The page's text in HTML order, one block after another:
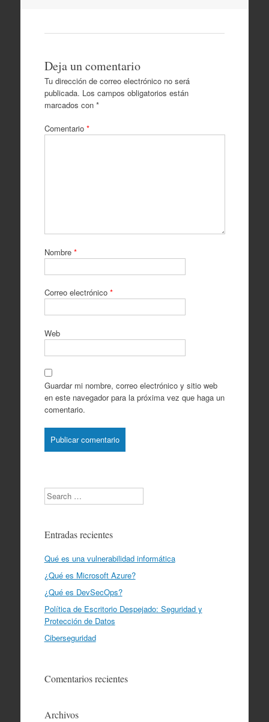
Deja un comentario
Tu dirección de correo electrónico no será
publicada. Los campos obligatorios están
marcados con *
Comentario *
Nombre *
Correo electrónico *
Web
Guardar mi nombre, correo electrónico y sitio web
en este navegador para la próxima vez que haga un
comentario.
Search
Entradas recientes
Qué es una vulnerabilidad informática
¿Qué es Microsoft Azure?
¿Qué es DevSecOps?
Política de Escritorio Despejado: Seguridad y
Protección de Datos
Ciberseguridad
Comentarios recientes
Archivos